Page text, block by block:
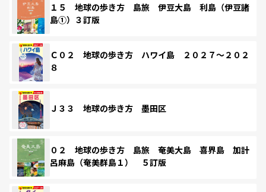
１５ 地球の歩き方 島旅 伊豆大島 利島（伊豆諸
島①）３訂版
Ｃ０２ 地球の歩き方 ハワイ島 ２０２７～２０２
８
Ｊ３３ 地球の歩き方 墨田区
０２ 地球の歩き方 島旅 奄美大島 喜界島 加計
呂麻島（奄美群島１） ５訂版